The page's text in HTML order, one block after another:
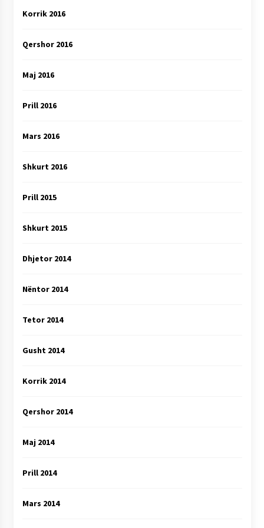
Korrik 2016
Qershor 2016
Maj 2016
Prill 2016
Mars 2016
Shkurt 2016
Prill 2015
Shkurt 2015
Dhjetor 2014
Nëntor 2014
Tetor 2014
Gusht 2014
Korrik 2014
Qershor 2014
Maj 2014
Prill 2014
Mars 2014